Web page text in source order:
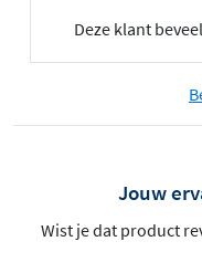
Deze klant
Jouw
Wist je dat product